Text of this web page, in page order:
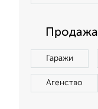
Гаражи
Агенство